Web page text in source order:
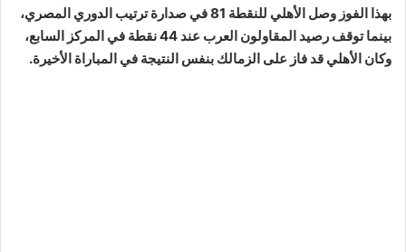
بهذا الفوز وصل الأهلي للنقطة 81 في صدارة ترتيب الدوري المصري،
بينما توقف رصيد المقاولون العرب عند 44 نقطة في المركز السابع،
وكان الأهلي قد فاز على الزمالك بنفس النتيجة في المباراة الأخيرة.